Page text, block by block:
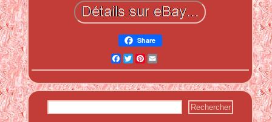
Share
Facebook
Twitter
Pinterest
Email